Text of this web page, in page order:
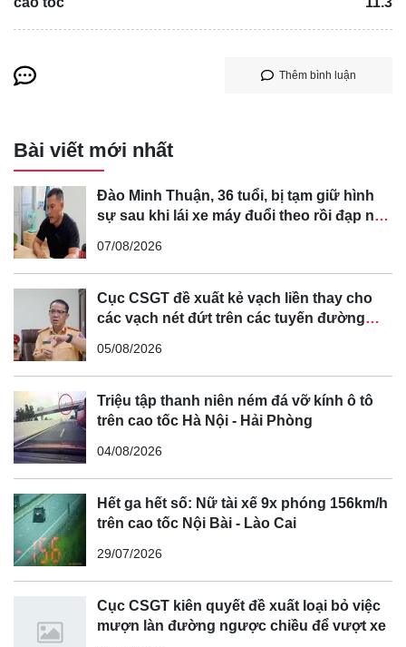
Thêm bình luận
Bài viết mới nhất
Đào Minh Thuận, 36 tuổi, bị tạm giữ hình
sự sau khi lái xe máy đuổi theo rồi đạp ngã
07/08/2026
Cục CSGT đề xuất kẻ vạch liền thay cho
các vạch nét đứt trên các tuyến đường
05/08/2026
Triệu tập thanh niên ném đá vỡ kính ô tô
trên cao tốc Hà Nội - Hải Phòng
04/08/2026
Hết ga hết số: Nữ tài xế 9x phóng 156km/h
trên cao tốc Nội Bài - Lào Cai
29/07/2026
Cục CSGT kiên quyết đề xuất loại bỏ việc
mượn làn đường ngược chiều để vượt xe